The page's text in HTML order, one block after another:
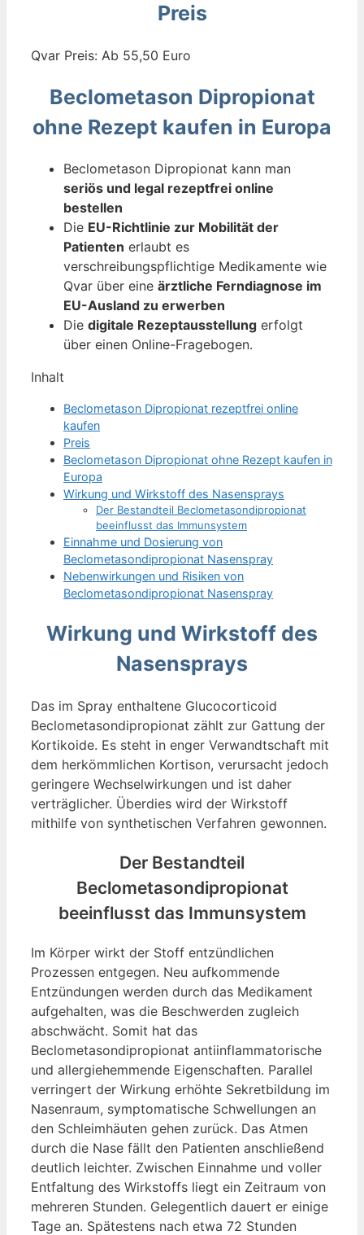
Preis
Qvar Preis: Ab 55,50 Euro
Beclometason Dipropionat
ohne Rezept kaufen in Europa
Beclometason Dipropionat kann man
seriös und legal rezeptfrei online
bestellen
Die EU-Richtlinie zur Mobilität der
Patienten erlaubt es
verschreibungspflichtige Medikamente wie
Qvar über eine ärztliche Ferndiagnose im
EU-Ausland zu erwerben
Die digitale Rezeptausstellung erfolgt
über einen Online-Fragebogen.
Inhalt
Beclometason Dipropionat rezeptfrei online
kaufen
Preis
Beclometason Dipropionat ohne Rezept kaufen in
Europa
Wirkung und Wirkstoff des Nasensprays
Der Bestandteil Beclometasondipropionat
beeinflusst das Immunsystem
Einnahme und Dosierung von
Beclometasondipropionat Nasenspray
Nebenwirkungen und Risiken von
Beclometasondipropionat Nasenspray
Wirkung und Wirkstoff des
Nasensprays
Das im Spray enthaltene Glucocorticoid
Beclometasondipropionat zählt zur Gattung der
Kortikoide. Es steht in enger Verwandtschaft mit
dem herkömmlichen Kortison, verursacht jedoch
geringere Wechselwirkungen und ist daher
verträglicher. Überdies wird der Wirkstoff
mithilfe von synthetischen Verfahren gewonnen.
Der Bestandteil
Beclometasondipropionat
beeinflusst das Immunsystem
Im Körper wirkt der Stoff entzündlichen
Prozessen entgegen. Neu aufkommende
Entzündungen werden durch das Medikament
aufgehalten, was die Beschwerden zugleich
abschwächt. Somit hat das
Beclometasondipropionat antiinflammatorische
und allergiehemmende Eigenschaften. Parallel
verringert der Wirkung erhöhte Sekretbildung im
Nasenraum, symptomatische Schwellungen an
den Schleimhäuten gehen zurück. Das Atmen
durch die Nase fällt den Patienten anschließend
deutlich leichter. Zwischen Einnahme und voller
Entfaltung des Wirkstoffs liegt ein Zeitraum von
mehreren Stunden. Gelegentlich dauert er einige
Tage an. Spätestens nach etwa 72 Stunden